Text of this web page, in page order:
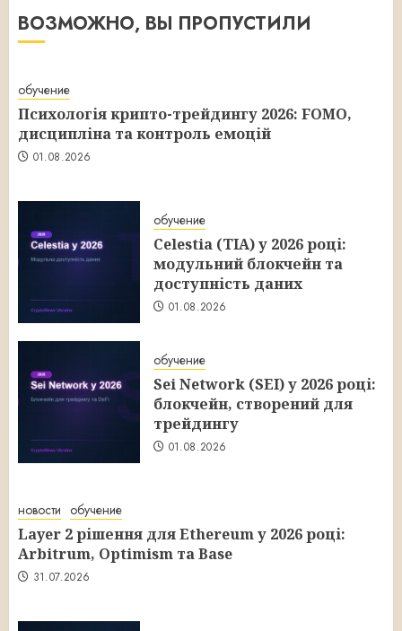
ВОЗМОЖНО, ВЫ ПРОПУСТИЛИ
обучение
Психологія крипто-трейдингу 2026: FOMO,
дисципліна та контроль емоцій
01.08.2026
обучение
Celestia (TIA) у 2026 році:
модульний блокчейн та
доступність даних
01.08.2026
обучение
Sei Network (SEI) у 2026 році:
блокчейн, створений для
трейдингу
01.08.2026
новости обучение
Layer 2 рішення для Ethereum у 2026 році:
Arbitrum, Optimism та Base
31.07.2026